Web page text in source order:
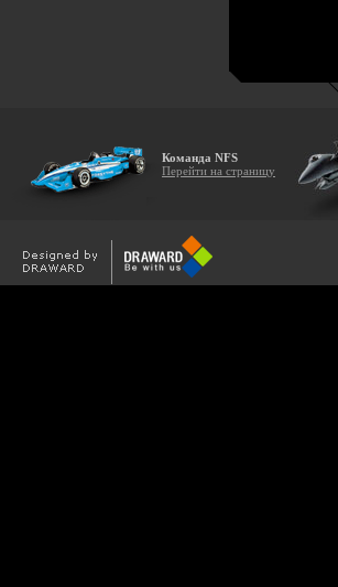
Команда NFS
Перейти на страницу